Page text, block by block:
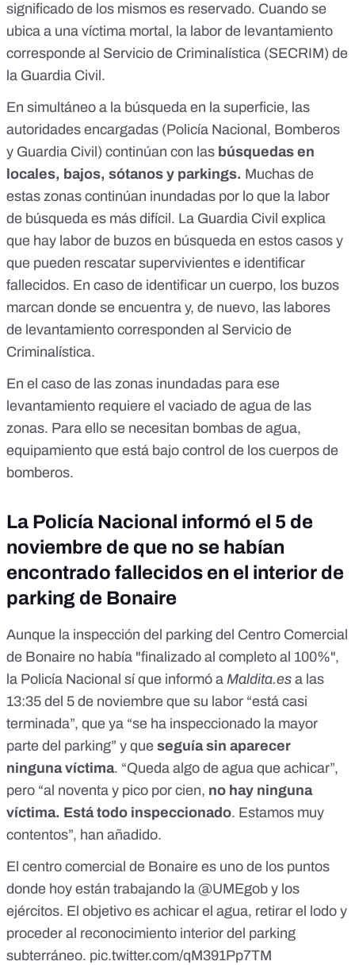
significado de los mismos es reservado. Cuando se
ubica a una víctima mortal, la labor de levantamiento
corresponde al Servicio de Criminalística (SECRIM) de
la Guardia Civil.
En simultáneo a la búsqueda en la superficie, las
autoridades encargadas (Policía Nacional, Bomberos
y Guardia Civil) continúan con las búsquedas en
locales, bajos, sótanos y parkings. Muchas de
estas zonas continúan inundadas por lo que la labor
de búsqueda es más difícil. La Guardia Civil explica
que hay labor de buzos en búsqueda en estos casos y
que pueden rescatar supervivientes e identificar
fallecidos. En caso de identificar un cuerpo, los buzos
marcan donde se encuentra y, de nuevo, las labores
de levantamiento corresponden al Servicio de
Criminalística.
En el caso de las zonas inundadas para ese
levantamiento requiere el vaciado de agua de las
zonas. Para ello se necesitan bombas de agua,
equipamiento que está bajo control de los cuerpos de
bomberos.
La Policía Nacional informó el 5 de
noviembre de que no se habían
encontrado fallecidos en el interior de
parking de Bonaire
Aunque la inspección del parking del Centro Comercial
de Bonaire no había "finalizado al completo al 100%",
la Policía Nacional sí que informó a Maldita.es a las
13:35 del 5 de noviembre que su labor “está casi
terminada”, que ya “se ha inspeccionado la mayor
parte del parking” y que seguía sin aparecer
ninguna víctima. “Queda algo de agua que achicar”,
pero “al noventa y pico por cien, no hay ninguna
víctima. Está todo inspeccionado. Estamos muy
contentos”, han añadido.
El centro comercial de Bonaire es uno de los puntos
donde hoy están trabajando la @UMEgob y los
ejércitos. El objetivo es achicar el agua, retirar el lodo y
proceder al reconocimiento interior del parking
subterráneo. pic.twitter.com/qM391Pp7TM